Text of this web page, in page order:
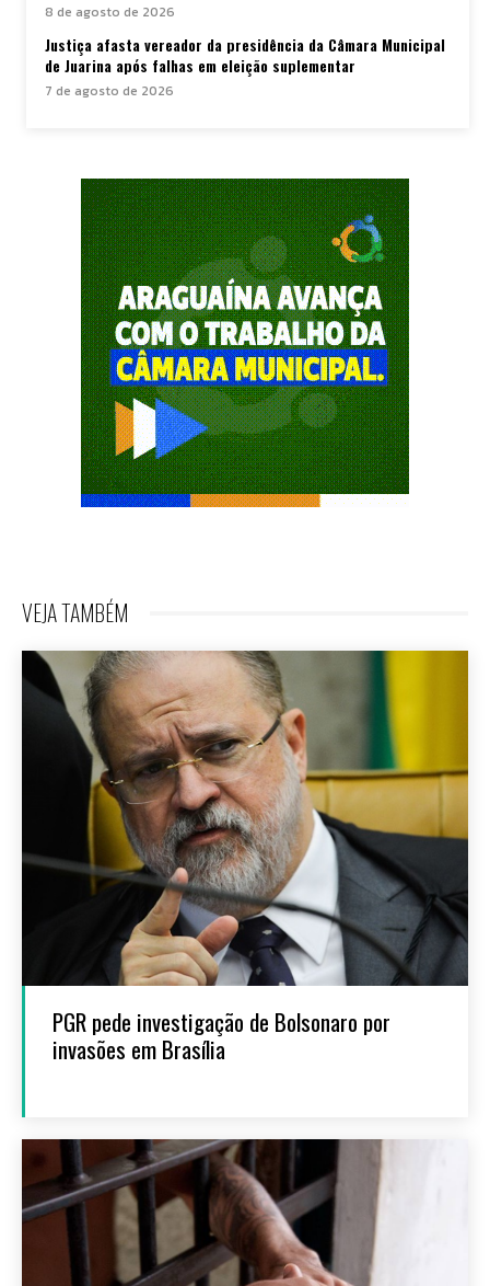
8 de agosto de 2026
Justiça afasta vereador da presidência da Câmara Municipal
de Juarina após falhas em eleição suplementar
7 de agosto de 2026
VEJA TAMBÉM
PGR pede investigação de Bolsonaro por
invasões em Brasília